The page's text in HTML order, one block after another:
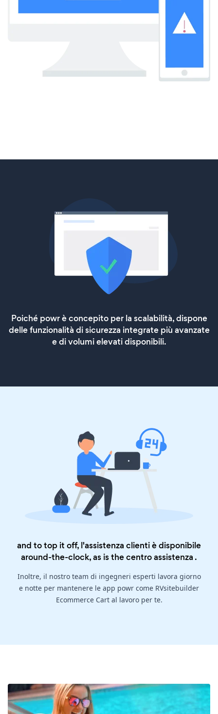
Poiché powr è concepito per la scalabilità, dispone
delle funzionalità di sicurezza integrate più avanzate
e di volumi elevati disponibili.
and to top it off, l'assistenza clienti è disponibile
around-the-clock, as is thecentro assistenza .
Inoltre, il nostro team di ingegneri esperti lavora giorno
e notte per mantenere le app powr come RVsitebuilder
Ecommerce Cart al lavoro per te.